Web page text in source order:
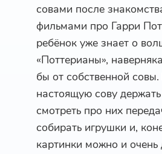
совами после
фильмами про Гарри
ребёнок уже знает о
«Поттерианы»,
бы от собственной
настоящую сову
смотреть про них
собирать игрушки и,
картинки можно и очень